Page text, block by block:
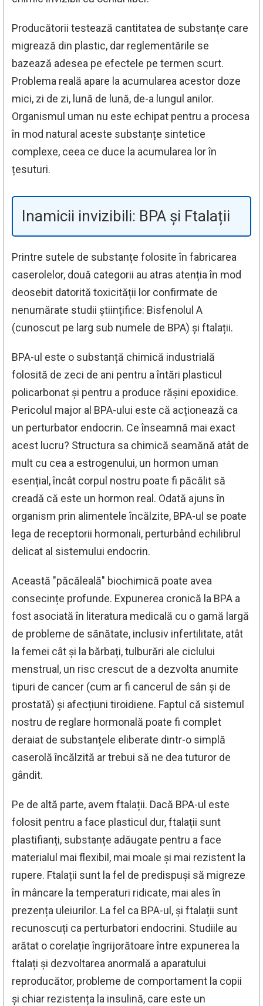
Producătorii testează cantitatea de substanțe care
migrează din plastic, dar reglementările se
bazează adesea pe efectele pe termen scurt.
Problema reală apare la acumularea acestor doze
mici, zi de zi, lună de lună, de-a lungul anilor.
Organismul uman nu este echipat pentru a procesa
în mod natural aceste substanțe sintetice
complexe, ceea ce duce la acumularea lor în
țesuturi.
Inamicii invizibili: BPA și Ftalații
Printre sutele de substanțe folosite în fabricarea
caserolelor, două categorii au atras atenția în mod
deosebit datorită toxicității lor confirmate de
nenumărate studii științifice: Bisfenolul A
(cunoscut pe larg sub numele de BPA) și ftalații.
BPA-ul este o substanță chimică industrială
folosită de zeci de ani pentru a întări plasticul
policarbonat și pentru a produce rășini epoxidice.
Pericolul major al BPA-ului este că acționează ca
un perturbator endocrin. Ce înseamnă mai exact
acest lucru? Structura sa chimică seamănă atât de
mult cu cea a estrogenului, un hormon uman
esențial, încât corpul nostru poate fi păcălit să
creadă că este un hormon real. Odată ajuns în
organism prin alimentele încălzite, BPA-ul se poate
lega de receptorii hormonali, perturbând echilibrul
delicat al sistemului endocrin.
Această "păcăleală" biochimică poate avea
consecințe profunde. Expunerea cronică la BPA a
fost asociată în literatura medicală cu o gamă largă
de probleme de sănătate, inclusiv infertilitate, atât
la femei cât și la bărbați, tulburări ale ciclului
menstrual, un risc crescut de a dezvolta anumite
tipuri de cancer (cum ar fi cancerul de sân și de
prostată) și afecțiuni tiroidiene. Faptul că sistemul
nostru de reglare hormonală poate fi complet
deraiat de substanțele eliberate dintr-o simplă
caserolă încălzită ar trebui să ne dea tuturor de
gândit.
Pe de altă parte, avem ftalații. Dacă BPA-ul este
folosit pentru a face plasticul dur, ftalații sunt
plastifianți, substanțe adăugate pentru a face
materialul mai flexibil, mai moale și mai rezistent la
rupere. Ftalații sunt la fel de predispuși să migreze
în mâncare la temperaturi ridicate, mai ales în
prezența uleiurilor. La fel ca BPA-ul, și ftalații sunt
recunoscuți ca perturbatori endocrini. Studiile au
arătat o corelație îngrijorătoare între expunerea la
ftalați și dezvoltarea anormală a aparatului
reproducător, probleme de comportament la copii
și chiar rezistența la insulină, care este un